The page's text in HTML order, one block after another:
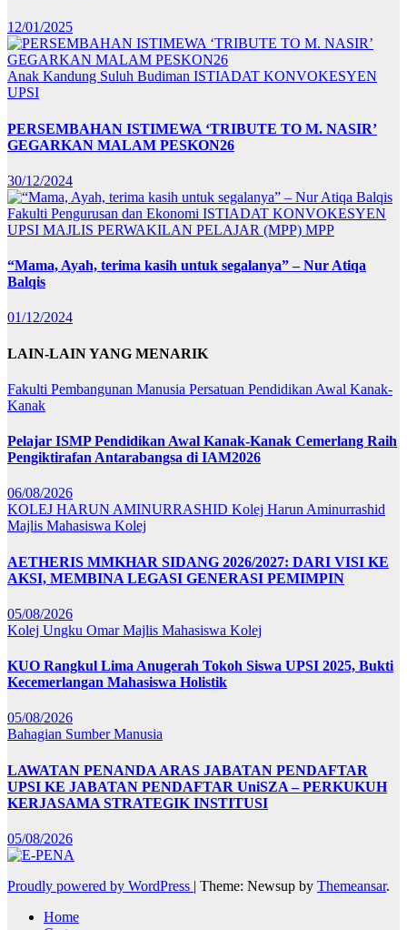
12/01/2025
Anak Kandung Suluh Budiman ISTIADAT KONVOKESYEN
UPSI
PERSEMBAHAN ISTIMEWA ‘TRIBUTE TO M. NASIR’
GEGARKAN MALAM PESKON26
30/12/2024
Fakulti Pengurusan dan Ekonomi ISTIADAT KONVOKESYEN
UPSI MAJLIS PERWAKILAN PELAJAR (MPP) MPP
“Mama, Ayah, terima kasih untuk segalanya” – Nur Atiqa
Balqis
01/12/2024
LAIN-LAIN YANG MENARIK
Fakulti Pembangunan Manusia Persatuan Pendidikan Awal Kanak-
Kanak
Pelajar ISMP Pendidikan Awal Kanak-Kanak Cemerlang Raih
Pengiktirafan Antarabangsa di IAM2026
06/08/2026
KOLEJ HARUN AMINURRASHID Kolej Harun Aminurrashid
Majlis Mahasiswa Kolej
AETHERIS MMKHAR SIDANG 2026/2027: DARI VISI KE
AKSI, MEMBINA LEGASI GENERASI PEMIMPIN
05/08/2026
Kolej Ungku OmarMajlis Mahasiswa Kolej
KUO Rangkul Lima Anugerah Tokoh Siswa UPSI 2025, Bukti
Kecemerlangan Mahasiswa Holistik
05/08/2026
Bahagian Sumber Manusia
LAWATAN PENANDA ARAS JABATAN PENDAFTAR
UPSI KE JABATAN PENDAFTAR UniSZA – PERKUKUH
KERJASAMA STRATEGIK INSTITUSI
05/08/2026
Proudly powered by WordPress | Theme: Newsup by Themeansar.
Home